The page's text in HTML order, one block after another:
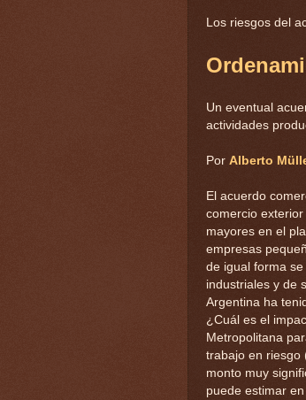
Los riesgos del
Un eventual
actividades
Por Alberto
El acuerdo
comercio
mayores en el
empresas
de igual forma
industriales y de
Argentina ha
¿Cuál es el
Metropolitana
trabajo en riesgo
monto muy
puede estimar